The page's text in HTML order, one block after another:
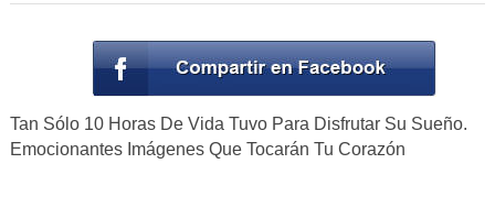
Tan Sólo 10 Horas De Vida Tuvo Para Disfrutar Su Sueño.
Emocionantes Imágenes Que Tocarán Tu Corazón